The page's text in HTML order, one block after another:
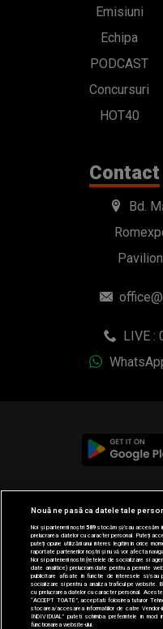
Emisiuni
Echipa
PODCAST
Concursuri
HOT40
Contact
Bd.
LIVE :
© 2019-2026 DOGAN
Nouă ne pasă ca datele tale
Noi și partenerii noștri589stocăm și/sau accesăm
prelucrarea datelor cu caracter personal. Puteți
puteți opune utilizării unui interes legitim în orice
raportate partenerilor noștri și nu vă vor afecta
Noi si partenerii nostri (retelele de socializare si
date analitice) prelucram date pentru a permite
publicitare afisate in functie de interesele si/sau
socializare si pentru a analiza traficul pe website.
cu prelucrarea datelor cu caracter personal.
“ACCEPT TOATE”, acceptati folosirea tuturor
stocarea/accesarea informatiilor de catre Vendor-
INDIVIDUAL” puteti schimba preferintele in
functionarea website-ului.